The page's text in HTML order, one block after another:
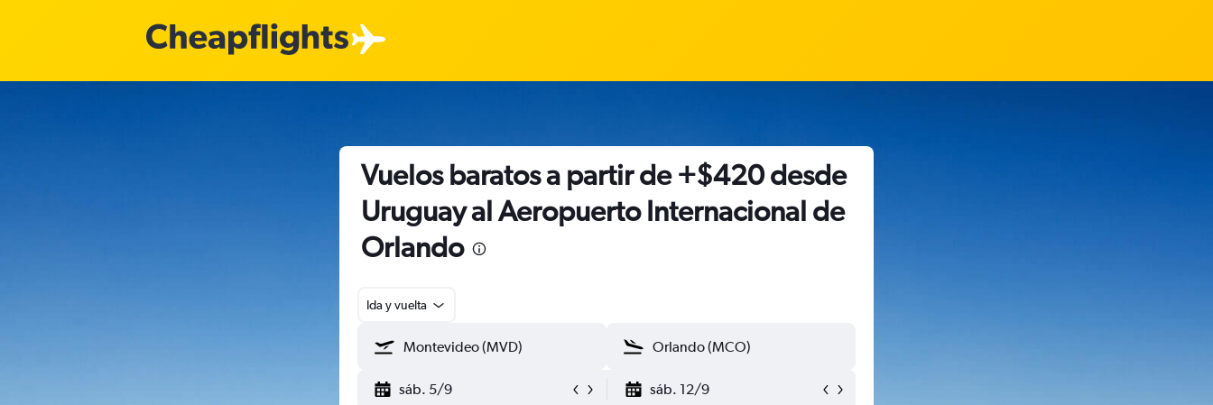
Vuelos baratos a partir de +$420 desde
Uruguay al Aeropuerto Internacional de
Orlando
Ida y vuelta
sáb. 5/9 sáb. 12/9